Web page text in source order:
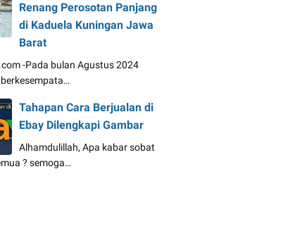
Renang Perosotan Panjang
di Kaduela Kuningan Jawa
Barat
-Pada bulan Agustus 2024
Tahapan Cara Berjualan di
Ebay Dilengkapi Gambar
Alhamdulillah, Apa kabar sobat
? semoga…